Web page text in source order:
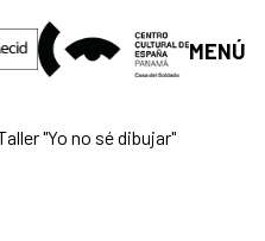
MENÚ
"Yo no sé dibujar"